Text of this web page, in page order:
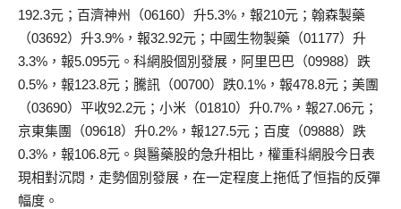
192.3元；百濟神州（06160）升5.3%，報210元；翰森製藥
（03692）升3.9%，報32.92元；中國生物製藥（01177）升
3.3%，報5.095元。科網股個別發展，阿里巴巴（09988）跌
0.5%，報123.8元；騰訊（00700）跌0.1%，報478.8元；美團
（03690）平收92.2元；小米（01810）升0.7%，報27.06元；
京東集團（09618）升0.2%，報127.5元；百度（09888）跌
0.3%，報106.8元。與醫藥股的急升相比，權重科網股今日表
現相對沉悶，走勢個別發展，在一定程度上拖低了恒指的反彈
幅度。